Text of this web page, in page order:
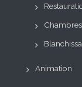
Chambres
Animation